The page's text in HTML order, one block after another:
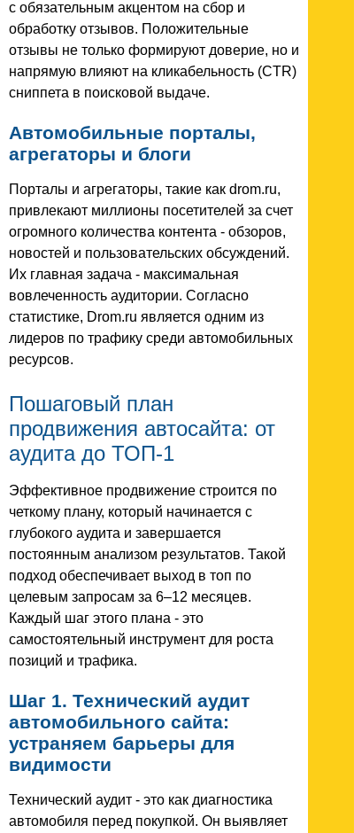
с обязательным акцентом на сбор и
обработку отзывов. Положительные
отзывы не только формируют доверие, но и
напрямую влияют на кликабельность (CTR)
сниппета в поисковой выдаче.
Автомобильные порталы,
агрегаторы и блоги
Порталы и агрегаторы, такие как drom.ru,
привлекают миллионы посетителей за счет
огромного количества контента - обзоров,
новостей и пользовательских обсуждений.
Их главная задача - максимальная
вовлеченность аудитории. Согласно
статистике, Drom.ru является одним из
лидеров по трафику среди автомобильных
ресурсов.
Пошаговый план
продвижения автосайта: от
аудита до ТОП-1
Эффективное продвижение строится по
четкому плану, который начинается с
глубокого аудита и завершается
постоянным анализом результатов. Такой
подход обеспечивает выход в топ по
целевым запросам за 6–12 месяцев.
Каждый шаг этого плана - это
самостоятельный инструмент для роста
позиций и трафика.
Шаг 1. Технический аудит
автомобильного сайта:
устраняем барьеры для
видимости
Технический аудит - это как диагностика
автомобиля перед покупкой. Он выявляет